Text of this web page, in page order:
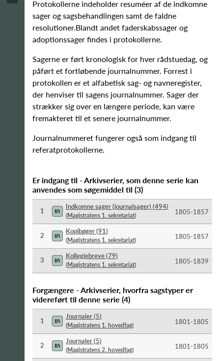
Protokollerne indeholder resuméer af de indkomne
sager og sagsbehandlingen samt de faldne
resolutioner.Blandt andet faderskabssager og
adoptionssager findes i protokollerne.
Sagerne er ført kronologisk for hver rådstuedag, og
påført et fortløbende journalnummer. Forrest i
protokollen er et alfabetisk sag- og navneregister,
der henviser til sagens journalnummer. Sager der
strækker sig over en længere periode, kan være
fremakteret til et senere journalnummer.
Journalnummeret fungerer også som indgang til
referatprotokollerne.
Er indgang til - Arkivserier, som denne serie kan
anvendes som søgemiddel til (3)
1
Indkomne sager (journalsager) (494)
(Magistratens 1. sekretariat) 1805-​1857
2
Kopibøger(91)
(Magistratens 1. sekretariat) 1805-​1857
3
Kollegiebreve(79)
(Magistratens 1. sekretariat) 1805-​1839
Forgængere - Arkivserier, hvorfra sagstyper er
videreført til denne serie (4)
1
Journaler(5)
(Magistratens 1. hovedfag) 1801-​1805
2
Journaler(5)
(Magistratens 2. hovedfag) 1801-​1805